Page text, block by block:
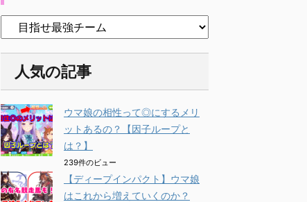
人気の記事
ウマ娘の相性って◎にするメリ
ットあるの？【因子ループと
は？】
239件のビュー
【ディープインパクト】ウマ娘
はこれから増えていくのか？